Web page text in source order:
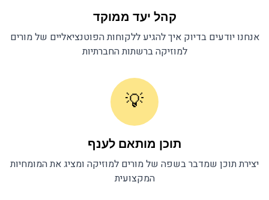
קהל יעד ממוקד
אנחנו יודעים בדיוק איך להגיע ללקוחות הפוטנציאליים שלמורים
למוזיקהברשתות החברתיות
💡
תוכן מותאם לענף
יצירת תוכן שמדבר בשפה שלמורים למוזיקה ומציג את המומחיות
המקצועית